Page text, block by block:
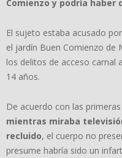
Comienzo y podría haber
El sujeto estaba acusado
el jardín Buen Comienzo de
los delitos de acceso carnal
14 años.
De acuerdo con las
mientras miraba
recluido, el cuerpo no
presume habría sido un